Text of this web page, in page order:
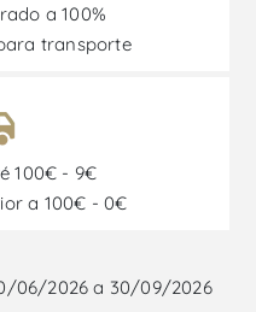
a 100%
transporte
100€ - 9€
a 100€ - 0€
06/2026 a 30/09/2026